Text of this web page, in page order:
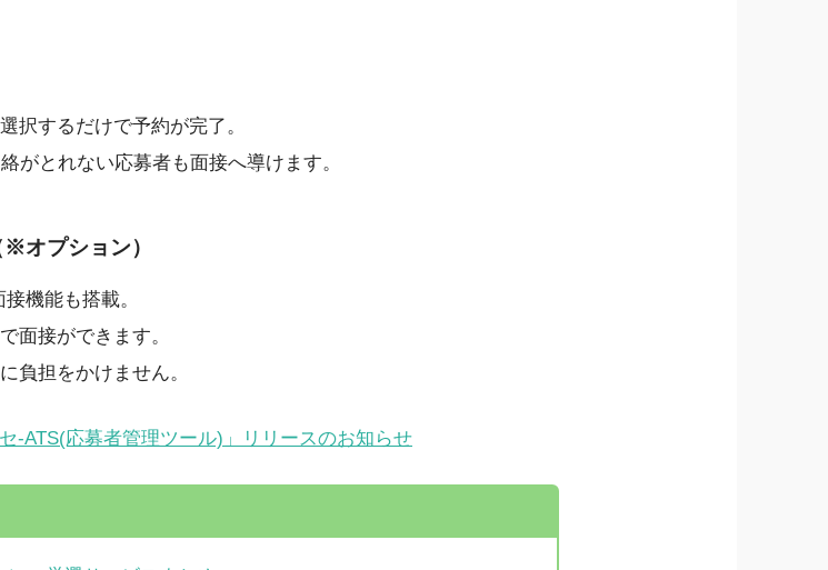
択するだけで予約が完了。
がとれない応募者も面接へ導けます。
オプション）
機能も搭載。
面接ができます。
負担をかけません。
-ATS(応募者管理ツール)」リリースのお知らせ